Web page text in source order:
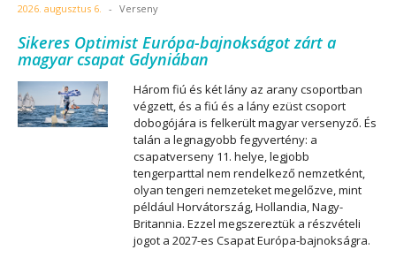
2026. augusztus 6. - Verseny
Sikeres Optimist Európa-bajnokságot zárt a
magyar csapat Gdyniában
Három fiú és két lány az arany csoportban
végzett, és a fiú és a lány ezüst csoport
dobogójára is felkerült magyar versenyző. És
talán a legnagyobb fegyvertény: a
csapatverseny 11. helye, legjobb
tengerparttal nem rendelkező nemzetként,
olyan tengeri nemzeteket megelőzve, mint
például Horvátország, Hollandia, Nagy-
Britannia. Ezzel megszereztük a részvételi
jogot a 2027-es Csapat Európa-bajnokságra.